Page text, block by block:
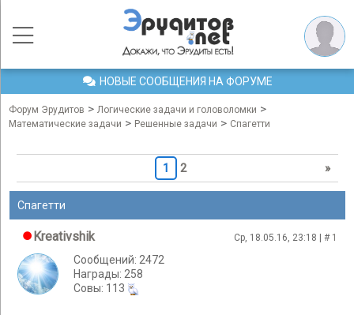
НОВЫЕ СООБЩЕНИЯ НА ФОРУМЕ
Форум Эрудитов > Логические задачи и головоломки >
Математические задачи > Решенные задачи > Спагетти
1 2 »
Спагетти
Kreativshik Ср, 18.05.16, 23:18 | # 1
Сообщений: 2472
Награды: 258
Cовы: 113